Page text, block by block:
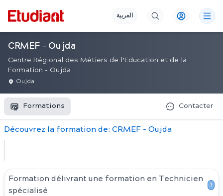
العربية
CRMEF - Oujda
Centre Régional des Métiers de l’Education et de la
Formation - Oujda
Oujda
Formations Contacter
Découvrez la formation de: CRMEF - Oujda
Formation délivrant une formation en Technicien
spécialisé
1